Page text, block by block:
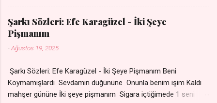
kurban olurum.. - Sen gülümse bi yol bulurum
Yaslanırsan dağ olurum Ben sana sevda olurum
kurban olurum Can canım cananım Yar gözlerin
almış Sen de bana varman mı? - Sen üzülme bi
yoldaş olurum kurban olurum.. - Sen gülümse
bi yol bulurum Yaslanırsan dağ olurum Ben
sana sevda olurum kurban olurum Can canım
Şarkı Sözleri: Efe Karagüzel - İki Şeye
Pişmanım
-Ağustos 19, 2025
Şarkı Sözleri: Efe Karagüzel - İki Şeye Pişmanım Beni
Koymamışlardı Sevdamın düğününe Onunla benim işim Kaldı
mahşer gününe İki şeye pişmanım Sigara içtiğimede 1 seni